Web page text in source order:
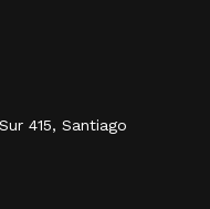
415, Santiago